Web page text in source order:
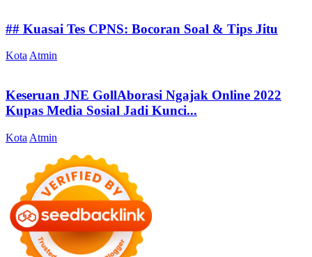
## Kuasai Tes CPNS: Bocoran Soal & Tips Jitu
Kota Atmin
Keseruan JNE GollAborasi Ngajak Online 2022
Kupas Media Sosial Jadi Kunci...
Kota Atmin